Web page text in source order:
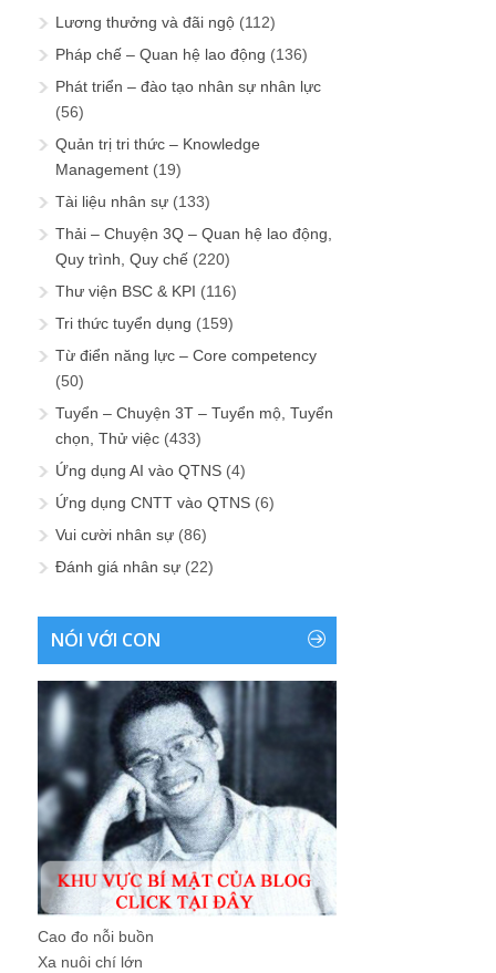
Lương thưởng và đãi ngộ (112)
Pháp chế – Quan hệ lao động (136)
Phát triển – đào tạo nhân sự nhân lực
(56)
Quản trị tri thức – Knowledge
Management (19)
Tài liệu nhân sự (133)
Thải – Chuyện 3Q – Quan hệ lao động,
Quy trình, Quy chế (220)
Thư viện BSC & KPI (116)
Tri thức tuyển dụng (159)
Từ điển năng lực – Core competency
(50)
Tuyển – Chuyện 3T – Tuyển mộ, Tuyển
chọn, Thử việc (433)
Ứng dụng AI vào QTNS (4)
Ứng dụng CNTT vào QTNS (6)
Vui cười nhân sự (86)
Đánh giá nhân sự (22)
NÓI VỚI CON
Cao đo nỗi buồn
Xa nuôi chí lớn